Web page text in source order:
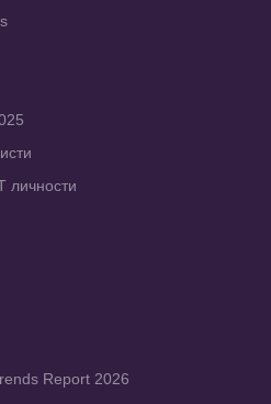
личности
Report 2026